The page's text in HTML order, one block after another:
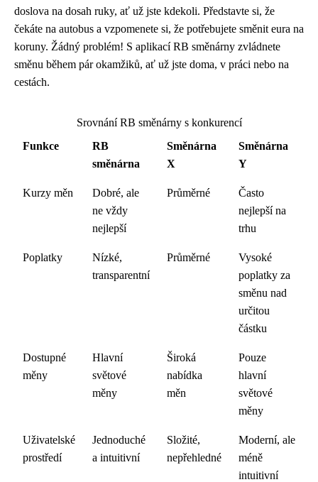
doslova na dosah ruky, ať už jste kdekoli. Představte si, že
čekáte na autobus a vzpomenete si, že potřebujete směnit eura na
koruny. Žádný problém! S aplikací RB směnárny zvládnete
směnu během pár okamžiků, ať už jste doma, v práci nebo na
cestách.
Srovnání RB směnárny s konkurencí
Funkce
RB
směnárna
Směnárna
X
Směnárna
Y
Kurzy měn
Dobré, ale
ne vždy
nejlepší
Průměrné
Často
nejlepší na
trhu
Poplatky
Nízké,
transparentní
Průměrné
Vysoké
poplatky za
směnu nad
určitou
částku
Dostupné
měny
Hlavní
světové
měny
Široká
nabídka
měn
Pouze
hlavní
světové
měny
Uživatelské
prostředí
Jednoduché
a intuitivní
Složité,
nepřehledné
Moderní, ale
méně
intuitivní